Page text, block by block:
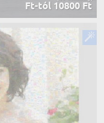
Ft-tól 10800 Ft